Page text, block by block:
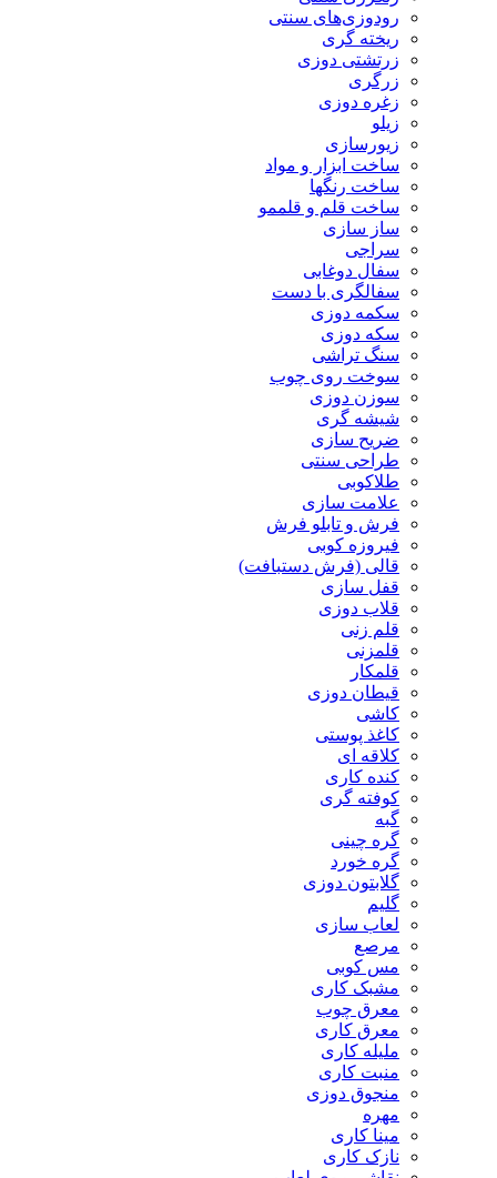
رودوزی‌های سنتی
ریخته گری
زرتشتی دوزی
زرگری
زغره دوزی
زیلو
زیورسازی
ساخت ابزار و مواد
ساخت رنگها
ساخت قلم و قلممو
ساز سازی
سراجی
سفال دوغابی
سفالگری با دست
سکمه دوزی
سکه دوزی
سنگ تراشی
سوخت روی چوب
سوزن دوزی
شیشه گری
ضریح سازی
طراحی سنتی
طلاکوبی
علامت سازی
فرش و تابلو فرش
فیروزه کوبی
قالی (فرش دستبافت)
قفل سازی
قلاب دوزی
قلم زنی
قلمزنی
قلمکار
قیطان دوزی
کاشی
کاغذ پوستی
کلاقه ای
کنده کاری
کوفته گری
گبه
گره چینی
گره خورد
گلابتون دوزی
گلیم
لعاب سازی
مرصع
مس کوبی
مشبک کاری
معرق چوب
معرق کاری
مليله کاری
منبت کاری
منجوق دوزی
مهره
مینا کاری
نازک کاری